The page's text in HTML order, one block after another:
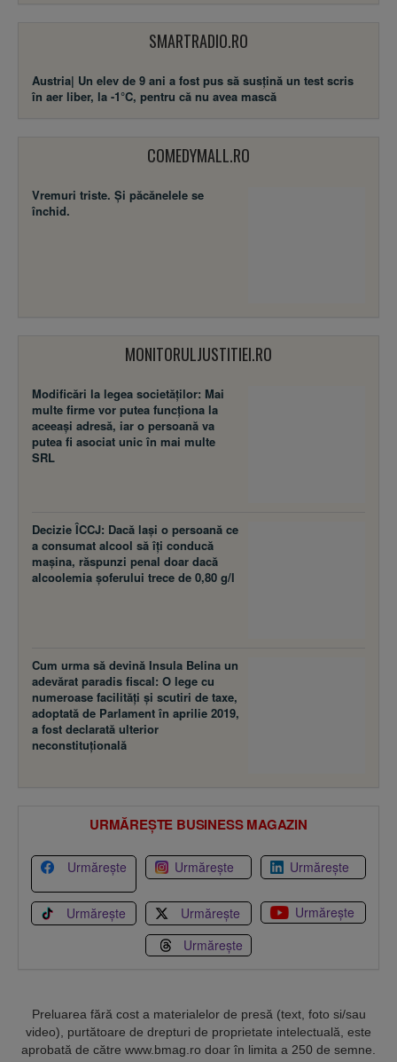
SMARTRADIO.RO
Austria| Un elev de 9 ani a fost pus să susţină un test scris
în aer liber, la -1°C, pentru că nu avea mască
COMEDYMALL.RO
Vremuri triste. Şi păcănelele se
închid.
MONITORULJUSTITIEI.RO
Modificări la legea societăţilor: Mai
multe firme vor putea funcţiona la
aceeaşi adresă, iar o persoană va
putea fi asociat unic în mai multe
SRL
Decizie ÎCCJ: Dacă laşi o persoană ce
a consumat alcool să îţi conducă
maşina, răspunzi penal doar dacă
alcoolemia şoferului trece de 0,80 g/l
Cum urma să devină Insula Belina un
adevărat paradis fiscal: O lege cu
numeroase facilităţi şi scutiri de taxe,
adoptată de Parlament în aprilie 2019,
a fost declarată ulterior
neconstituţională
URMĂREȘTE BUSINESS MAGAZIN
Urmărește Urmărește Urmărește
Urmărește Urmărește
Urmărește
Urmărește
Preluarea fără cost a materialelor de presă (text, foto si/sau
video), purtătoare de drepturi de proprietate intelectuală, este
aprobată de către www.bmag.ro doar în limita a 250 de semne.